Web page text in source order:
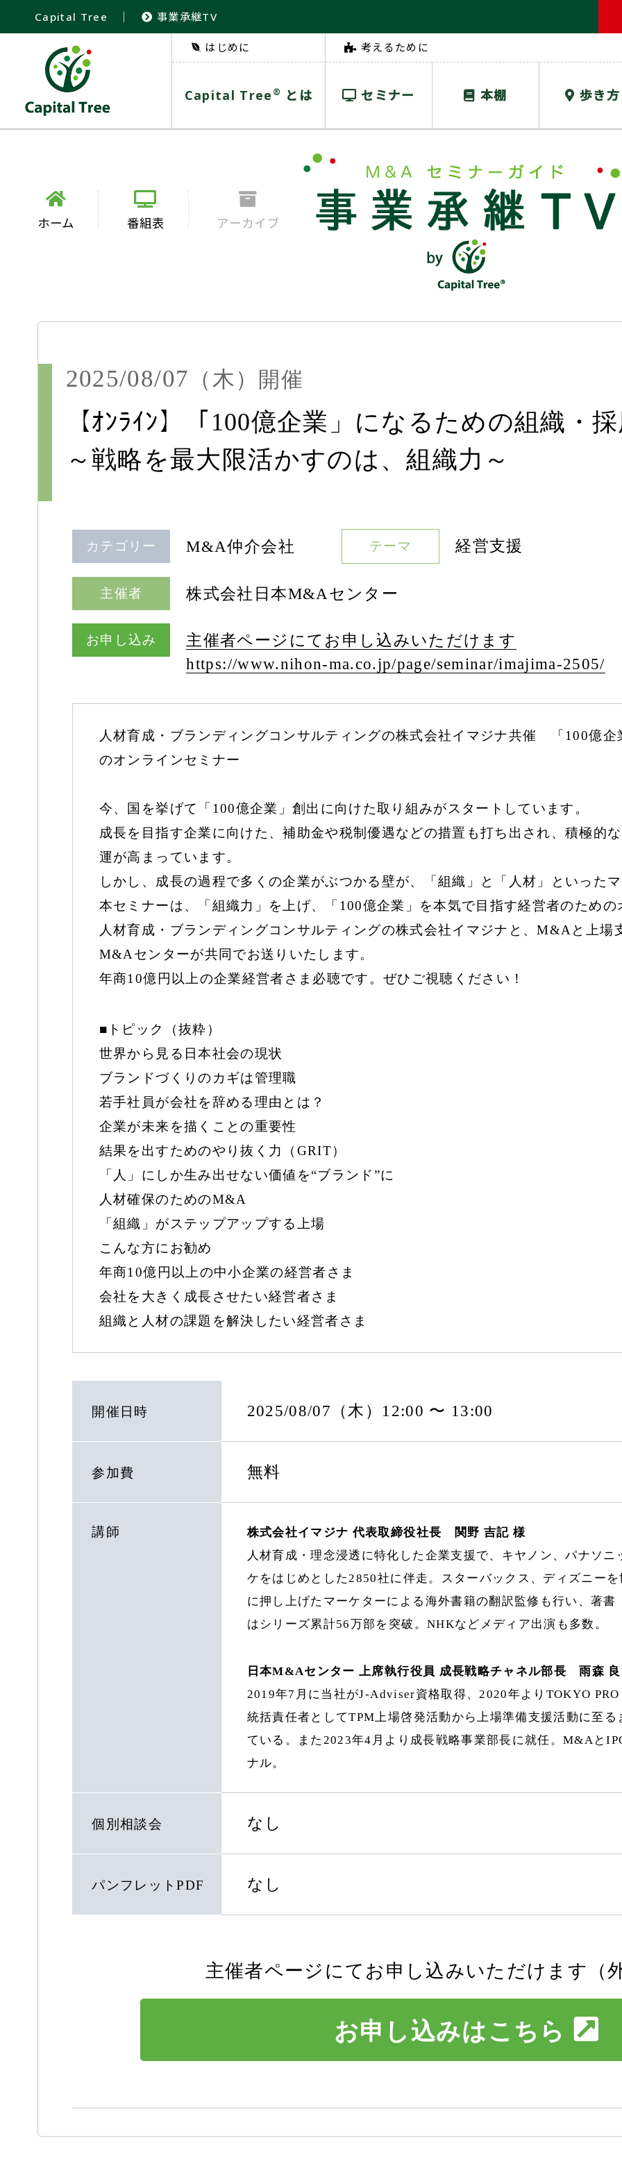
Capital Tree ｜ 事業承継TV
はじめに
Capital Tree ® とは
考えるために
セミナー 本棚 歩き方
ホーム 番組表 アーカイブ
2025/08/07 （木） 開催
【ｵﾝﾗｲﾝ】「100億企業」になるための組織・
～戦略を最大限活かすのは、組織力～
カテゴリー M&A仲介会社 テーマ 経営支援
主催者 株式会社日本M&Aセンター
お申し込み
主催者ページにてお申し込みいただけます
https://www.nihon-ma.co.jp/page/seminar/imajima-2505/
人材育成・ブランディングコンサルティングの株式会社イマジナ共催 「100億企
のオンラインセミナー
今、国を挙げて「100億企業」創出に向けた取り組みがスタートしています。
成長を目指す企業に向けた、補助金や税制優遇などの措置も打ち出され、積極的
運が高まっています。
しかし、成長の過程で多くの企業がぶつかる壁が、「組織」と「人材」といった
本セミナーは、「組織力」を上げ、「100億企業」を本気で目指す経営者のための
人材育成・ブランディングコンサルティングの株式会社イマジナと、M&Aと上場
M&Aセンターが共同でお送りいたします。
年商10億円以上の企業経営者さま必聴です。ぜひご視聴ください！
■トピック（抜粋）
世界から見る日本社会の現状
ブランドづくりのカギは管理職
若手社員が会社を辞める理由とは？
企業が未来を描くことの重要性
結果を出すためのやり抜く力（GRIT）
「人」にしか生み出せない価値を“ブランド”に
人材確保のためのM&A
「組織」がステップアップする上場
こんな方にお勧め
年商10億円以上の中小企業の経営者さま
会社を大きく成長させたい経営者さま
組織と人材の課題を解決したい経営者さま
開催日時 2025/08/07（木）12:00 〜 13:00
参加費 無料
講師
株式会社イマジナ 代表取締役社長 関野 吉記 様
人材育成・理念浸透に特化した企業支援で、キヤノン、パナソニ
ケをはじめとした2850社に伴走。スターバックス、ディズニー
に押し上げたマーケターによる海外書籍の翻訳監修も行い、著書
はシリーズ累計56万部を突破。NHKなどメディア出演も多数。
日本M&Aセンター 上席執行役員 成長戦略チャネル部長 雨森
2019年7月に当社がJ-Adviser資格取得、2020年よりTOKYO
統括責任者としてTPM上場啓発活動から上場準備支援活動に至る
ている。また2023年4月より成長戦略事業部長に就任。M&Aと
ナル。
個別相談会 なし
パンフレットPDF なし
主催者ページにてお申し込みいただけます（
お申し込みはこちら